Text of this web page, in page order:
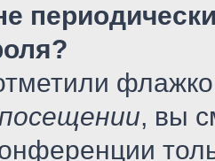
, вы